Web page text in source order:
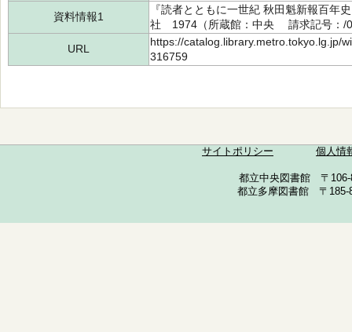
資料情報1
『読者とともに一世紀 秋田魁新報百
社 1974（所蔵館：中央 請求記号：/
URL
https://catalog.library.metro.tokyo.lg.jp/
316759
サイトポリシー 個人情
都立中央図書館 〒
都立多摩図書館 〒185-